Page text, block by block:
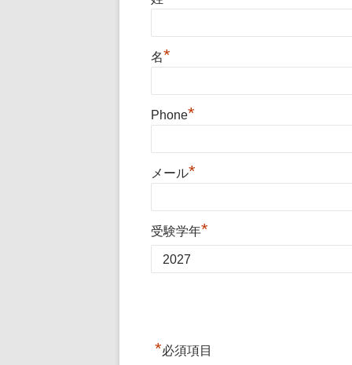
名*
Phone*
メール*
受験学年*
*必須項目